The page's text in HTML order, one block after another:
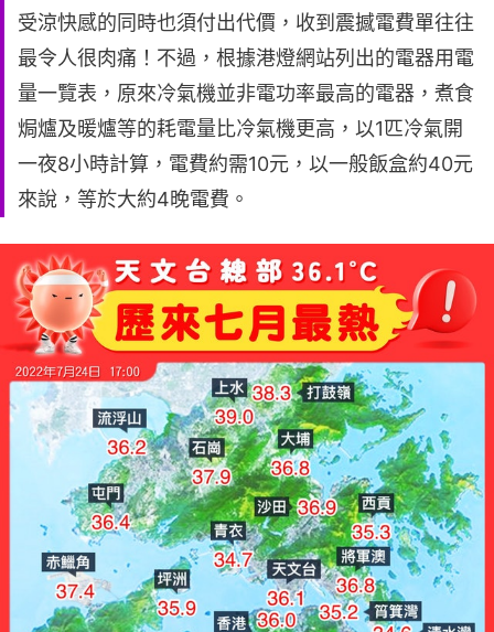
受涼快感的同時也須付出代價，收到震撼電費單往往
最令人很肉痛！不過，根據港燈網站列出的電器用電
量一覽表，原來冷氣機並非電功率最高的電器，煮食
焗爐及暖爐等的耗電量比冷氣機更高，以1匹冷氣開
一夜8小時計算，電費約需10元，以一般飯盒約40元
來說，等於大約4晚電費。